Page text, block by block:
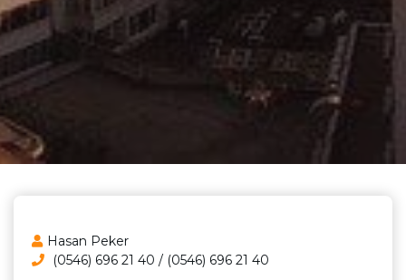
Hasan Peker
(0546) 696 21 40 / (0546) 696 21 40